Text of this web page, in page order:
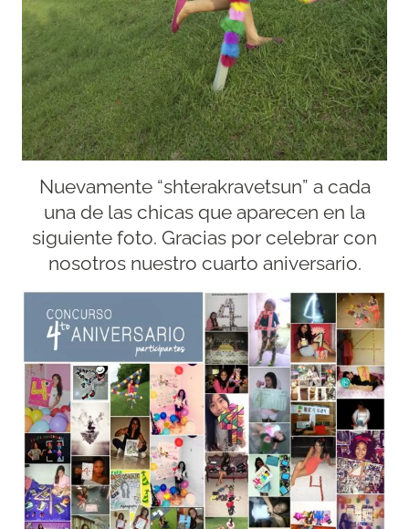
Nuevamente “shterakravetsun” a cada
una de las chicas que aparecen en la
siguiente foto. Gracias por celebrar con
nosotros nuestro cuarto aniversario.